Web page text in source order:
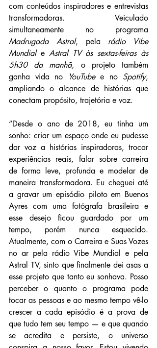
com conteúdos inspiradores e entrevistas
transformadoras. Veiculado
Madrugada Astral, pela rádio Vibe
Mundial e Astral TV às sextas-feiras às
5h30 da manhã, o projeto também
ganha vida no
YouTube e no Spotify,
ampliando o alcance de histórias que
conectam propósito, trajetória e voz.
“Desde o ano de 2018, eu tinha um
sonho: criar um espaço onde eu pudesse
dar voz a histórias inspiradoras, trocar
experiências reais, falar sobre carreira
de forma leve, profunda e modelar de
maneira transformadora. Eu cheguei até
a gravar um episódio piloto em Buenos
Ayres com uma fotógrafa brasileira e
esse desejo ficou guardado por um
tempo, porém nunca esquecido.
Atualmente, com o Carreira e Suas Vozes
no ar pela rádio Vibe Mundial e pela
Astral TV, sinto que finalmente dei asas a
esse projeto que tanto eu sonhava. Posso
perceber o quanto o programa pode
tocar as pessoas e ao mesmo tempo vê-lo
crescer a cada episódio é a prova de
que tudo tem seu tempo — e que quando
se acredita e persiste, o universo